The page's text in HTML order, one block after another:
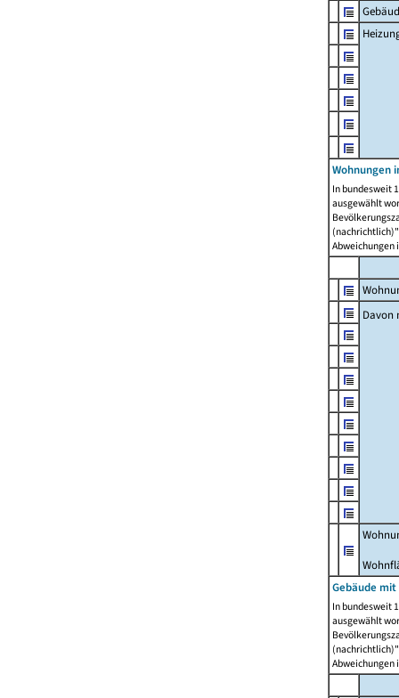
Wohnungen
In bundesweit
ausgewählt
Abweichungen
Davon
Gebäude
In bundesweit
ausgewählt
Abweichungen